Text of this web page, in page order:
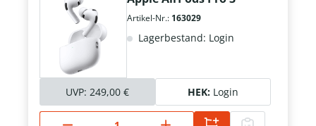
Artikel-Nr.: 163029
Lagerbestand: Login
UVP: 249,00 € HEK: Login